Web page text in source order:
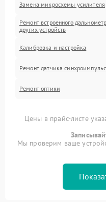
Замена микросхемы усилителя
Ремонт встроенного
других устройств
Калибровка и настройка
Ремонт датчика
Ремонт оптики
Цены в прайс-листе
Мы проверим ваше